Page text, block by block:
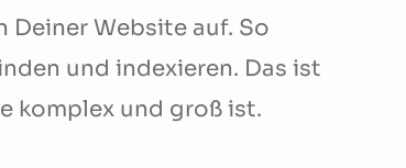
Website auf. So
und indexieren. Das ist
komplex und groß ist.